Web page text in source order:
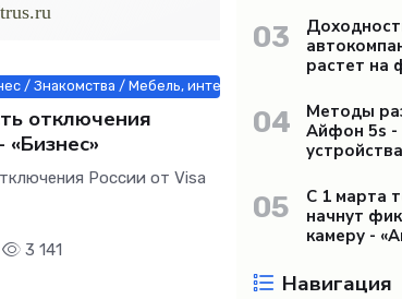
/ Знакомства / Мебель, интерьер, обиход /
отключения
России от Visa
3 141
03
растет на
04
Методы
Айфон 5s -
05
С 1 марта
начнут
камеру -
Навигация